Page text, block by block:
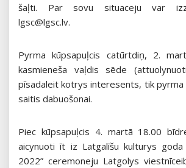
šaļti. Par sovu situaceju var
lgsc@lgsc.lv.
Pyrma kūpsapuļcis catūrtdiņ, 2.
kasmieneša vaļdis sēde
pīsadaleit kotrys interesents, tik pyrma
saitis dabuošonai.
Piec kūpsapuļcis 4. martā 18.00
aicynuoti īt iz Latgalīšu kulturys goda
2022” ceremoneju Latgolys